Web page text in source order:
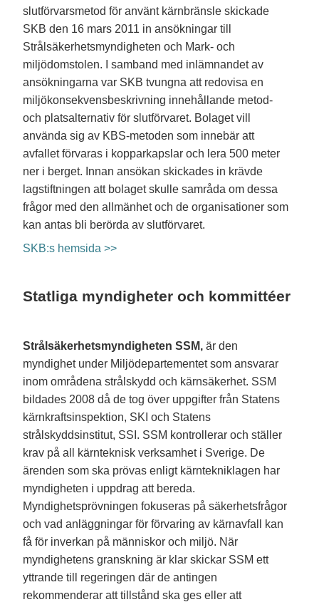
slutförvarsmetod för använt kärnbränsle skickade
SKB den 16 mars 2011 in ansökningar till
Strålsäkerhetsmyndigheten och Mark- och
miljödomstolen. I samband med inlämnandet av
ansökningarna var SKB tvungna att redovisa en
miljökonsekvensbeskrivning innehållande metod-
och platsalternativ för slutförvaret. Bolaget vill
använda sig av KBS-metoden som innebär att
avfallet förvaras i kopparkapslar och lera 500 meter
ner i berget. Innan ansökan skickades in krävde
lagstiftningen att bolaget skulle samråda om dessa
frågor med den allmänhet och de organisationer som
kan antas bli berörda av slutförvaret.
SKB:s hemsida >>
Statliga myndigheter och kommittéer
Strålsäkerhetsmyndigheten SSM, är den
myndighet under Miljödepartementet som ansvarar
inom områdena strålskydd och kärnsäkerhet. SSM
bildades 2008 då de tog över uppgifter från Statens
kärnkraftsinspektion, SKI och Statens
strålskyddsinstitut, SSI. SSM kontrollerar och ställer
krav på all kärnteknisk verksamhet i Sverige. De
ärenden som ska prövas enligt kärntekniklagen har
myndigheten i uppdrag att bereda.
Myndighetsprövningen fokuseras på säkerhetsfrågor
och vad anläggningar för förvaring av kärnavfall kan
få för inverkan på människor och miljö. När
myndighetens granskning är klar skickar SSM ett
yttrande till regeringen där de antingen
rekommenderar att tillstånd ska ges eller att